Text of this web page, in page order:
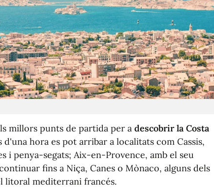
millors punts de partida per a descobrir la Costa
d'una hora es pot arribar a localitats com Cassis,
i penya-segats; Aix-en-Provence, amb el seu
fins a Niça, Canes o Mònaco, alguns dels
litoral mediterrani francés.